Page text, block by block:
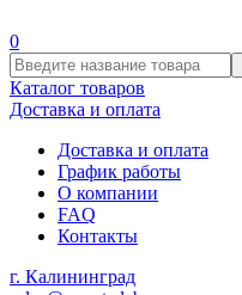
0
Каталог товаров
Доставка и оплата
Доставка и оплата
График работы
О компании
FAQ
Контакты
г. Калининград